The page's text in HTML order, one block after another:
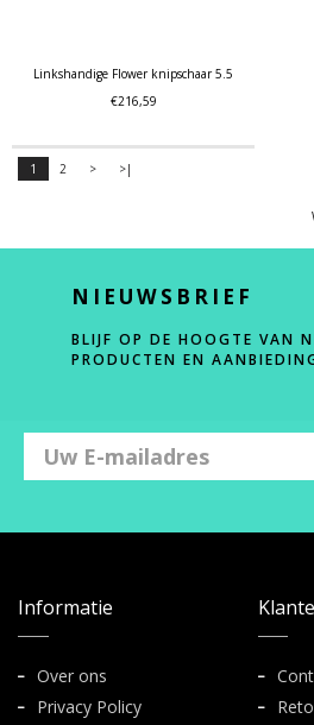
Linkshandige Flower knipschaar 5.5
€216,59
1 2 > >|
NIEUWSBRIEF
BLIJF OP DE HOOGTE VAN
PRODUCTEN EN
Informatie
Over ons
Privacy Policy